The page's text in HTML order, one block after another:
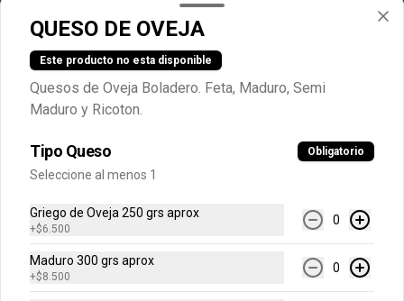
Conócenos
Av. Hamburgo 1035, Ñuñoa. Horario Tienda Lunes a viernes 09:00
- 20:30, Sábado 9:30 a 19:30, Domingo Cerrado
Política de privacidad
Redes sociales
QUESO DE OVEJA
Este producto no esta disponible
Quesos de Oveja Boladero. Feta, Maduro, Semi
Maduro y Ricoton.
Tipo Queso Obligatorio
Seleccione al menos 1
Griego de Oveja 250 grs aprox
+$6.500
0
Maduro 300 grs aprox
+$8.500
0